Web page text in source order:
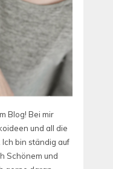
Blog! Bei mir
und all die
bin ständig auf
Schönem und